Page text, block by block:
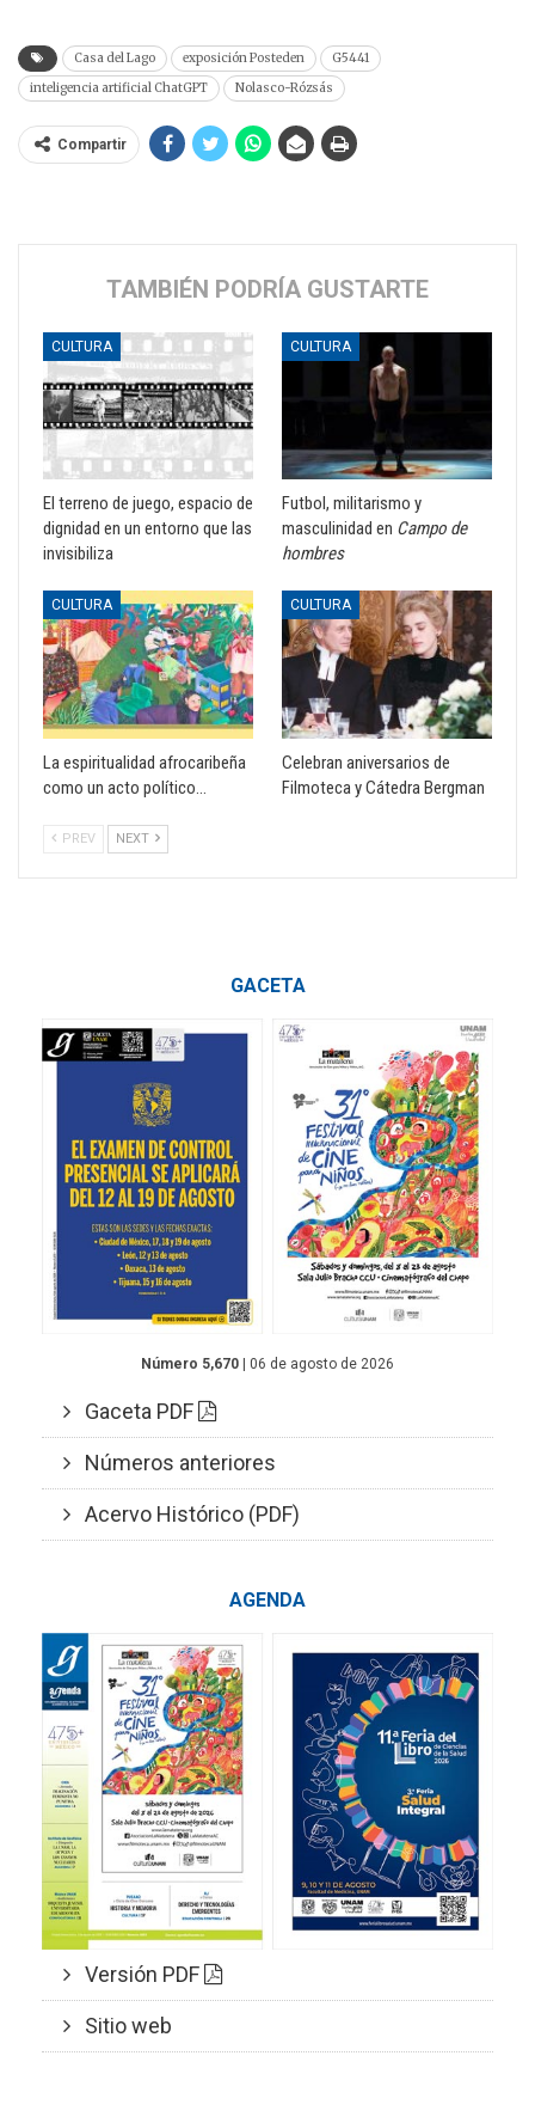
Casa del Lago exposición Posteden
G5441
inteligencia artificial ChatGPT
Nolasco-Rózsás
Compartir
TAMBIÉN PODRÍA GUSTARTE
CULTURA
El terreno de juego, espacio de
dignidad en un entorno que las
invisibiliza
CULTURA
Futbol, militarismo y
masculinidad en Campo de
hombres
CULTURA
La espiritualidad afrocaribeña
como un acto político…
CULTURA
Celebran aniversarios de
Filmoteca y Cátedra Bergman
PREV NEXT
GACETA
Número 5,670 | 06 de agosto de 2026
Gaceta PDF
Números anteriores
Acervo Histórico (PDF)
AGENDA
Versión PDF
Sitio web